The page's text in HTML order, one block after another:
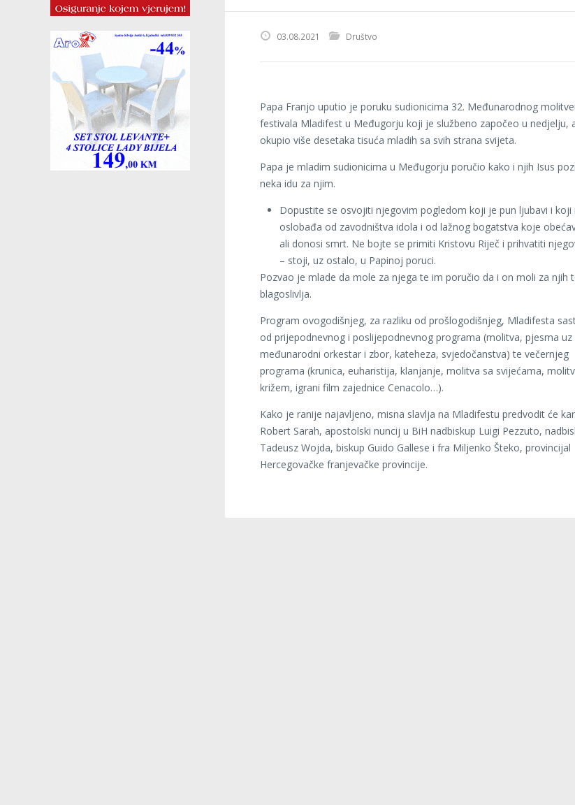
03.08.2021 Društvo
Papa Franjo uputio je poruku sudionicima 32. Međunarodnog
festivala Mladifest u Međugorju koji je službeno započeo u nedjelju,
okupio više desetaka tisuća mladih sa svih strana svijeta.
Papa je mladim sudionicima u Međugorju poručio kako i njih Isus
neka idu za njim.
Dopustite se osvojiti njegovim pogledom koji je pun ljubavi i koji
oslobađa od zavodništva idola i od lažnog bogatstva koje
ali donosi smrt. Ne bojte se primiti Kristovu Riječ i prihvatiti
– stoji, uz ostalo, u Papinoj poruci.
Pozvao je mlade da mole za njega te im poručio da i on moli za njih
blagoslivlja.
Program ovogodišnjeg, za razliku od prošlogodišnjeg, Mladifesta
od prijepodnevnog i poslijepodnevnog programa (molitva, pjesma uz
međunarodni orkestar i zbor, kateheza, svjedočanstva) te večernjeg
programa (krunica, euharistija, klanjanje, molitva sa svijećama,
križem, igrani film zajednice Cenacolo…).
Kako je ranije najavljeno, misna slavlja na Mladifestu predvodit će
Robert Sarah, apostolski nuncij u BiH nadbiskup Luigi Pezzuto,
Tadeusz Wojda, biskup Guido Gallese i fra Miljenko Šteko, provincijal
Hercegovačke franjevačke provincije.